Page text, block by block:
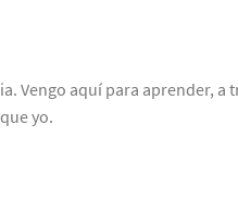
Vengo aquí para aprender, a
yo.